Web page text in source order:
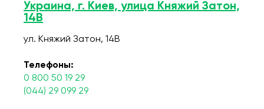
Украина, г. Киев, улица Княжий Затон,
14В
ул. Княжий Затон, 14В
Телефоны:
0 800 50 19 29
(044) 29 099 29